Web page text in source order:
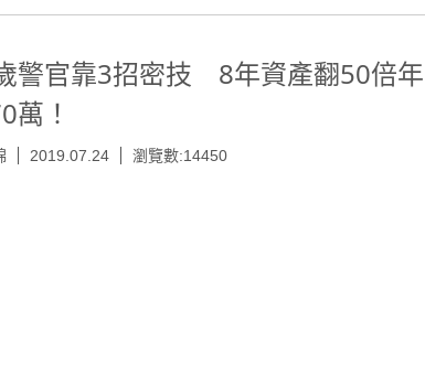
警官靠3招密技 8年資產翻50倍年
萬！
2019.07.24 瀏覽數:14450